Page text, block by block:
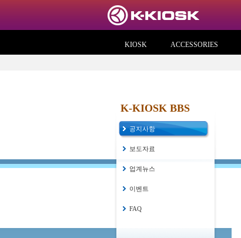
KIOSK ACCESSORIES
K-KIOSK BBS
공지사항
보도자료
업계뉴스
이벤트
FAQ